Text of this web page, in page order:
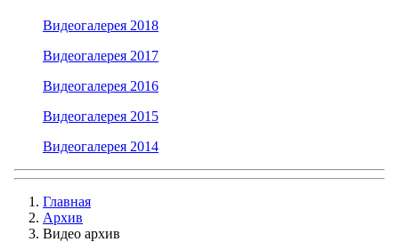
Видеогалерея 2018
Видеогалерея 2017
Видеогалерея 2016
Видеогалерея 2015
Видеогалерея 2014
Главная
Архив
Видео архив